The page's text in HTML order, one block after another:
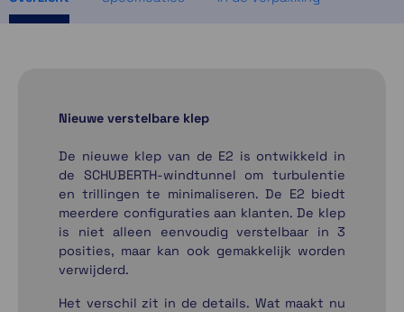
Nieuwe verstelbare klep
De nieuwe klep van de E2 is ontwikkeld in
de SCHUBERTH-windtunnel om turbulentie
en trillingen te minimaliseren. De E2 biedt
meerdere configuraties aan klanten. De klep
is niet alleen eenvoudig verstelbaar in 3
posities, maar kan ook gemakkelijk worden
verwijderd.
Het verschil zit in de details. Wat maakt nu